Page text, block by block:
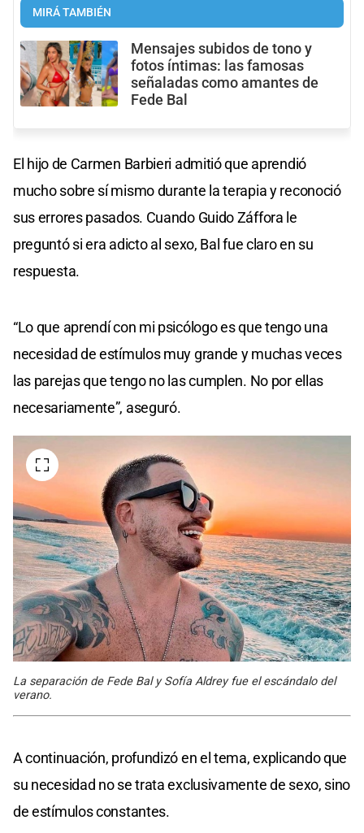
MIRÁ TAMBIÉN
Mensajes subidos de tono y
fotos íntimas: las famosas
señaladas como amantes de
Fede Bal
El hijo de Carmen Barbieri admitió que aprendió
mucho sobre sí mismo durante la terapia y reconoció
sus errores pasados. Cuando Guido Záffora le
preguntó si era adicto al sexo, Bal fue claro en su
respuesta.
“Lo que aprendí con mi psicólogo es que tengo una
necesidad de estímulos muy grande y muchas veces
las parejas que tengo no las cumplen. No por ellas
necesariamente”, aseguró.
La separación de Fede Bal y Sofía Aldrey fue el escándalo del
verano.
A continuación, profundizó en el tema, explicando que
su necesidad no se trata exclusivamente de sexo, sino
de estímulos constantes.